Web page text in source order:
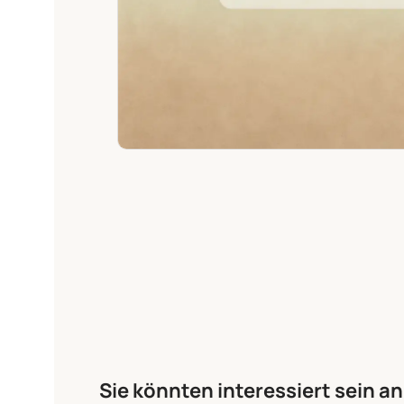
Sie könnten interessiert sein